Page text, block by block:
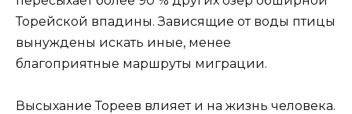
Торейской впадины. Зависящие от воды птицы
вынуждены искать иные, менее
благоприятные маршруты миграции.
Высыхание Тореев влияет и на жизнь человека.